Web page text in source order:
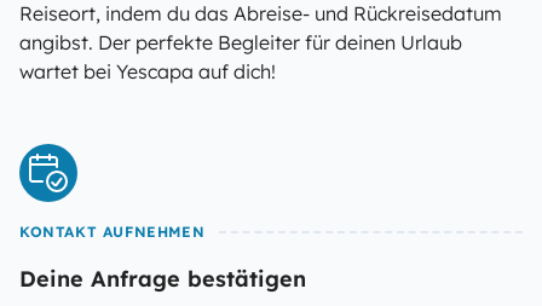
Reiseort, indem du das Abreise- und Rückreisedatum
angibst. Der perfekte Begleiter für deinen Urlaub
wartet bei Yescapa auf dich!
KONTAKT AUFNEHMEN
Deine Anfrage bestätigen